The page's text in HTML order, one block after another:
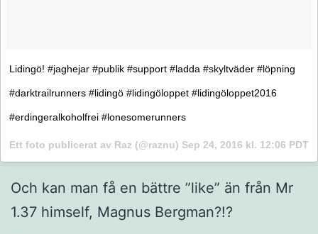
Lidingö! #jaghejar #publik #support #ladda #skyltväder #löpning
#darktrailrunners #lidingö #lidingöloppet #lidingöloppet2016
#erdingeralkoholfrei #lonesomerunners
Ett foto publicerat av Raz (@raznu) Sep 24, 2016 kl. 12:06 PDT
Och kan man få en bättre ”like” än från Mr
1.37 himself, Magnus Bergman?!?